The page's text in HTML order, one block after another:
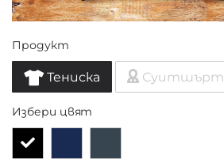
Продукт
Тениска Суитшърт
Избери цвят